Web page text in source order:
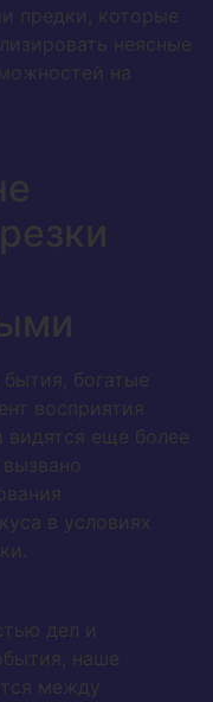
предки, которые
неясные
на
богатые
восприятия
видятся еще более
в условиях
дел и
наше
между